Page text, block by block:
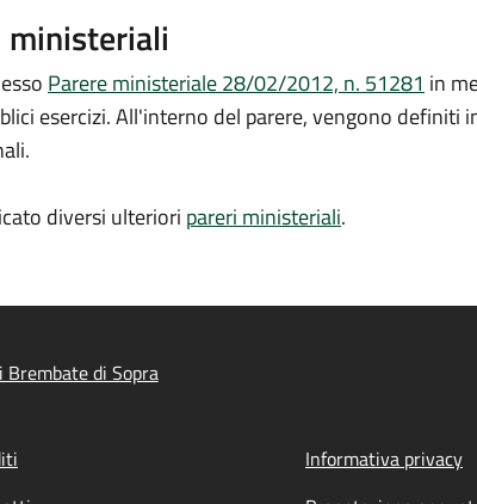
ministeriali
Parere ministeriale 28/02/2012, n. 51281 in
esercizi. All'interno del parere, vengono
diversi ulteriori pareri ministeriali.
Brembate di Sopra
Informativa privacy